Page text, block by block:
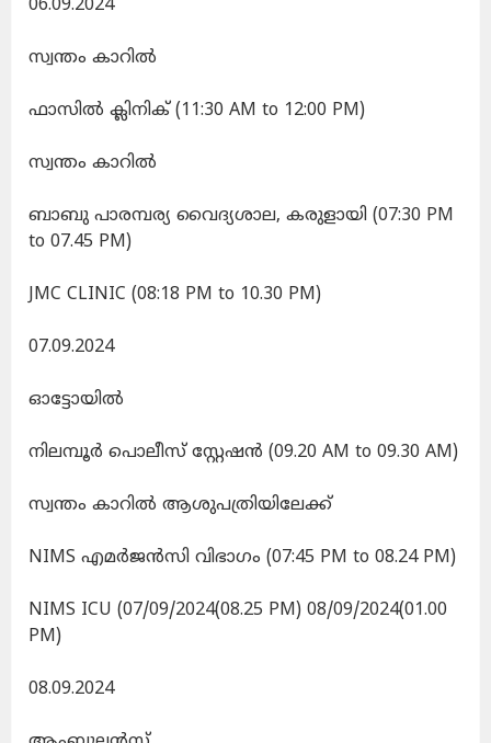
06.09.2024
സ്വന്തം കാറിൽ
ഫാസിൽ ക്ലിനിക് (11:30 AM to 12:00 PM)
സ്വന്തം കാറിൽ
ബാബു പാരമ്പര്യ വൈദ്യശാല, കരുളായി (07:30 PM
to 07.45 PM)
JMC CLINIC (08:18 PM to 10.30 PM)
07.09.2024
ഓട്ടോയിൽ
നിലമ്പൂർ പൊലീസ് ‌സ്റ്റേഷൻ (09.20 AM to 09.30 AM)
സ്വന്തം കാറിൽ ആശുപത്രിയിലേക്ക്
NIMS എമർജൻസി വിഭാഗം (07:45 PM to 08.24 PM)
NIMS ICU (07/09/2024(08.25 PM) 08/09/2024(01.00
PM)
08.09.2024